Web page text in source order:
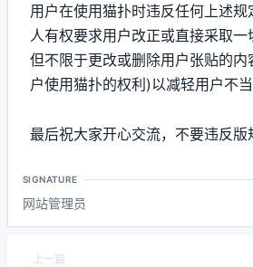
用户在使用猫扑时违反任何上述规
人有权要求用户改正或直接采取
但不限于更改或删除用户张贴的内
户使用猫扑的权利)以减轻用户不当
最后祝大家开心交流，不要违反版
SIGNATURE
网站管理员
上一篇